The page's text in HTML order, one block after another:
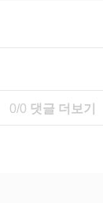
0/0 댓글 더보기